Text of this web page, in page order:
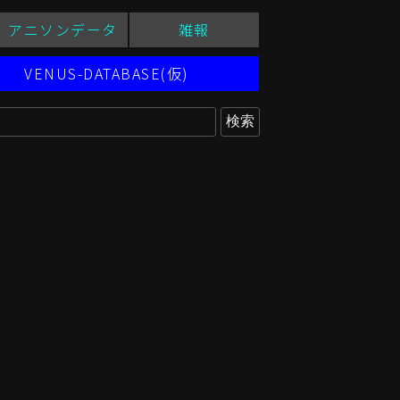
アニソンデータ 雑報
VENUS-DATABASE(仮)